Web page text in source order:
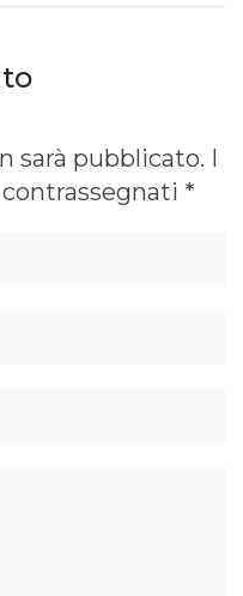
sarà pubblicato. I
*